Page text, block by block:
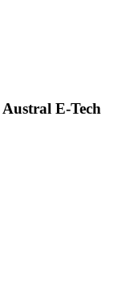
Austral E-Tech